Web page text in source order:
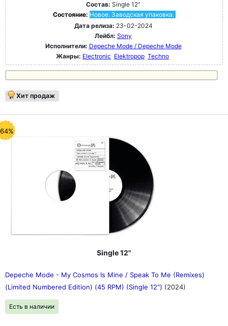
Состав: Single 12"
Состояние: Новое. Заводская упаковка.
Дата релиза: 23-02-2024
Лейбл: Sony
Исполнители: Depeche Mode / Depeche Mode
Жанры: Electronic Elektropop Techno
Хит продаж
Single 12"
Depeche Mode - My Cosmos Is Mine / Speak To Me (Remixes)
(Limited Numbered Edition) (45 RPM) (Single 12") (2024)
Есть в наличии